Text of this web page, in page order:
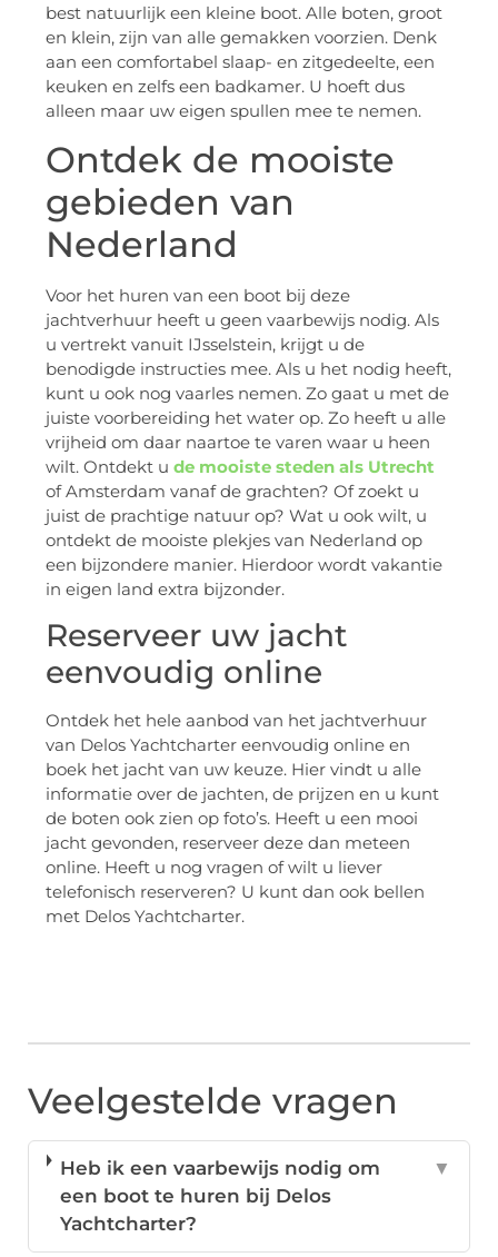
best natuurlijk een kleine boot. Alle boten, groot
en klein, zijn van alle gemakken voorzien. Denk
aan een comfortabel slaap- en zitgedeelte, een
keuken en zelfs een badkamer. U hoeft dus
alleen maar uw eigen spullen mee te nemen.
Ontdek de mooiste
gebieden van
Nederland
Voor het huren van een boot bij deze
jachtverhuur heeft u geen vaarbewijs nodig. Als
u vertrekt vanuit IJsselstein, krijgt u de
benodigde instructies mee. Als u het nodig heeft,
kunt u ook nog vaarles nemen. Zo gaat u met de
juiste voorbereiding het water op. Zo heeft u alle
vrijheid om daar naartoe te varen waar u heen
wilt. Ontdekt u de mooiste steden als Utrecht
of Amsterdam vanaf de grachten? Of zoekt u
juist de prachtige natuur op? Wat u ook wilt, u
ontdekt de mooiste plekjes van Nederland op
een bijzondere manier. Hierdoor wordt vakantie
in eigen land extra bijzonder.
Reserveer uw jacht
eenvoudig online
Ontdek het hele aanbod van het jachtverhuur
van Delos Yachtcharter eenvoudig online en
boek het jacht van uw keuze. Hier vindt u alle
informatie over de jachten, de prijzen en u kunt
de boten ook zien op foto’s. Heeft u een mooi
jacht gevonden, reserveer deze dan meteen
online. Heeft u nog vragen of wilt u liever
telefonisch reserveren? U kunt dan ook bellen
met Delos Yachtcharter.
Veelgestelde vragen
Heb ik een vaarbewijs nodig om
een boot te huren bij Delos
Yachtcharter?
▼